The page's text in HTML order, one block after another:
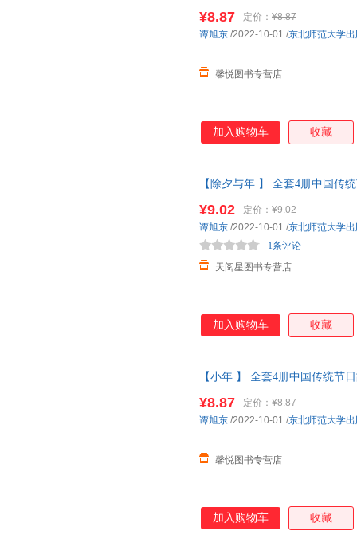
线当当客服
¥8.87 定价： ¥8.87
馨悦图书专营店
谭旭东 /2022-10-01 /东北师范大学
加入购物车 收藏
【除夕与年 】 全套4册中国传
籍为准】
¥9.02 定价： ¥9.02
天阅星图书专营店
1条评论
谭旭东 /2022-10-01 /东北师范大学
加入购物车 收藏
【小年 】 全套4册中国传统节
线当当客服
¥8.87 定价： ¥8.87
馨悦图书专营店
谭旭东 /2022-10-01 /东北师范大学
加入购物车 收藏